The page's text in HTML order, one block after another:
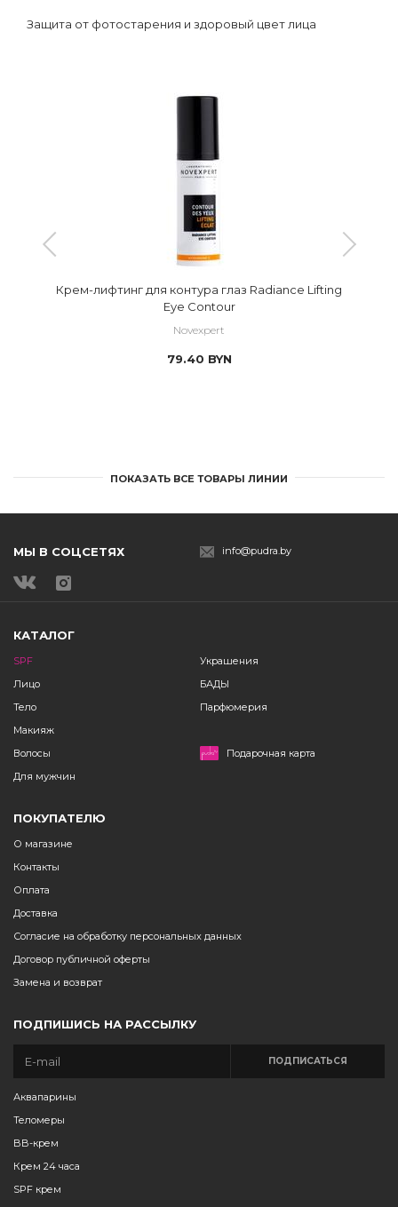
Защита от фотостарения и здоровый цвет лица
Крем-лифтинг для контура глаз Radiance Lifting
Eye Contour
Novexpert
79.40 BYN
ПОКАЗАТЬ ВСЕ ТОВАРЫ ЛИНИИ
МЫ В СОЦСЕТЯХ info@pudra.by
КАТАЛОГ
SPF
Лицо
Тело
Макияж
Волосы
Для мужчин
Украшения
БАДЫ
Парфюмерия
Подарочная карта
ПОКУПАТЕЛЮ
О магазине
Контакты
Оплата
Доставка
Согласие на обработку персональных данных
Договор публичной оферты
Замена и возврат
ПОДПИШИСЬ НА РАССЫЛКУ
ПОДПИСАТЬСЯ
Аквапарины
Теломеры
BB-крем
Крем 24 часа
SPF крем